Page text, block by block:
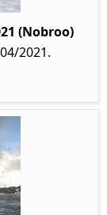
(Nobroo)
2021.